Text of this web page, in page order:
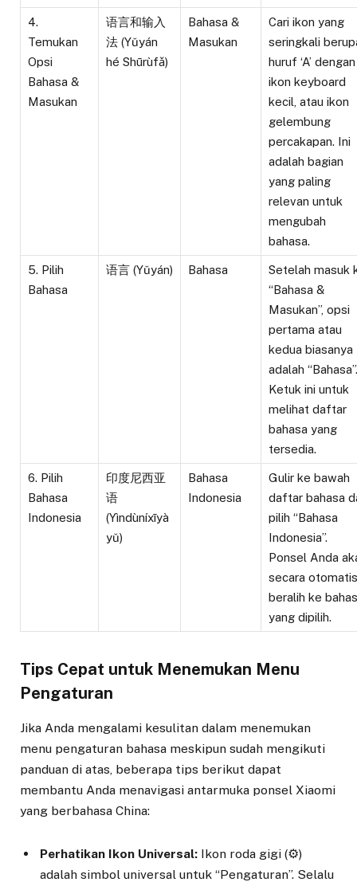
4.
Temukan
Opsi
Bahasa &
Masukan
语言和输入
法 (Yǔyán
hé Shūrùfǎ)
Bahasa &
Masukan
Cari ikon yang
seringkali
huruf ‘A’ dengan
ikon keyboard
kecil, atau ikon
gelembung
percakapan. Ini
adalah bagian
yang paling
relevan untuk
mengubah
bahasa.
5. Pilih
Bahasa
语言 (Yǔyán) Bahasa
Setelah masuk
“Bahasa &
Masukan”, opsi
pertama atau
kedua biasanya
adalah “Bahasa”.
Ketuk ini untuk
melihat daftar
bahasa yang
tersedia.
6. Pilih
Bahasa
Indonesia
印度尼西亚
语
(Yìndùníxīyà
yǔ)
Bahasa
Indonesia
Gulir ke bawah
daftar bahasa
pilih “Bahasa
Indonesia”.
Ponsel Anda
secara otomatis
beralih ke
yang dipilih.
Tips Cepat untuk Menemukan Menu
Pengaturan
Jika Anda mengalami kesulitan dalam menemukan
menu pengaturan bahasa meskipun sudah mengikuti
panduan di atas, beberapa tips berikut dapat
membantu Anda menavigasi antarmuka ponsel Xiaomi
yang berbahasa China:
Perhatikan Ikon Universal: Ikon roda gigi (⚙️)
adalah simbol universal untuk “Pengaturan”. Selalu